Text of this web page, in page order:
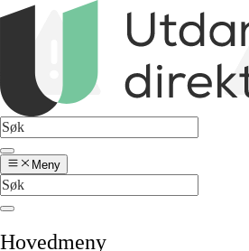
Meny
Hovedmeny